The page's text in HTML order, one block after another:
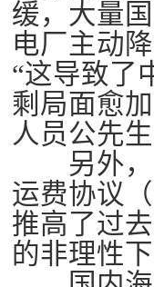
缓，大量
电厂主动
“这导致了
剩局面愈
人员公先
另外，
运费协议
推高了过
的非理性